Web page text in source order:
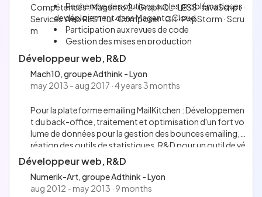
Recherche de solutions sur les problématiques
de déploiement dans Magento Cloud
Participation aux revues de code
Gestion des mises en production
Formation des nouveaux collaborateurs sur le f
ront-end de Magento 2
Compétences : Magento 2 · GraphQL · LESS · JavaScript ·
Services Web RESTful · Composer · Git · PhpStorm · Scru
m
Développeur web, R&D
Mach10, groupe Adthink - Lyon
may 2013 - aug 2017 · 4 years 3 months
Pour la plateforme emailing MailKitchen : Développemen
t du back-office, traitement et optimisation d'un fort vo
lume de données pour la gestion des bounces emailing, c
réation des outils de statistiques, R&D pour un outil de vé
rification d'emails.
Développement d'un système d'aide à la création de land
ings.
Développeur web, R&D
Numerik-Art, groupe Adthink - Lyon
aug 2012 - may 2013 · 9 months